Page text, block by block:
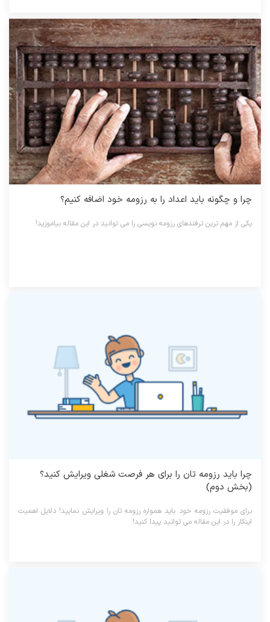
چرا و چگونه باید اعداد را به رزومه خود اضافه کنیم؟
یکی از مهم ترین ترفندهای رزومه نویسی را می توانید در این مقاله بیاموزید!
چرا باید رزومه تان را برای هر فرصت شغلی ویرایش کنید؟
(بخش دوم)
برای موفقیت رزومه خود باید همواره رزومه تان را ویرایش نمایید! دلایل اهمیت
اینکار را در این مقاله می توانید پیدا کنید!